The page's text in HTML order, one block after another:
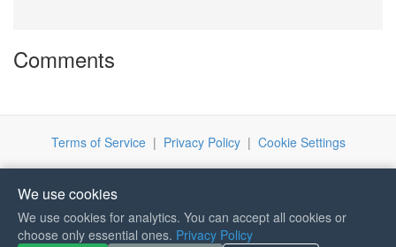
Comments
Terms of Service| Privacy Policy| Cookie Settings
We use cookies
We use cookies for analytics. You can accept all cookies or
choose only essential ones. Privacy Policy
If you like Guitar Songs, you